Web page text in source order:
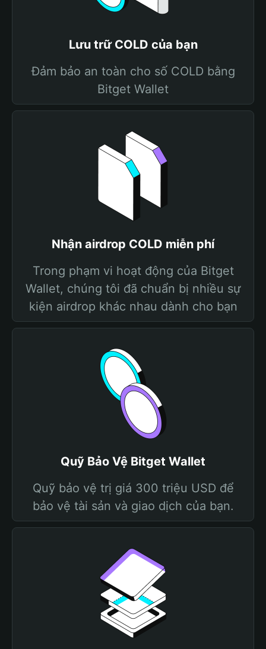
Lưu trữ COLD của bạn
Đảm bảo an toàn cho số COLD bằng
Bitget Wallet
Nhận airdrop COLD miễn phí
Trong phạm vi hoạt động của Bitget
Wallet, chúng tôi đã chuẩn bị nhiều sự
kiện airdrop khác nhau dành cho bạn
Quỹ Bảo Vệ Bitget Wallet
Quỹ bảo vệ trị giá 300 triệu USD để
bảo vệ tài sản và giao dịch của bạn.